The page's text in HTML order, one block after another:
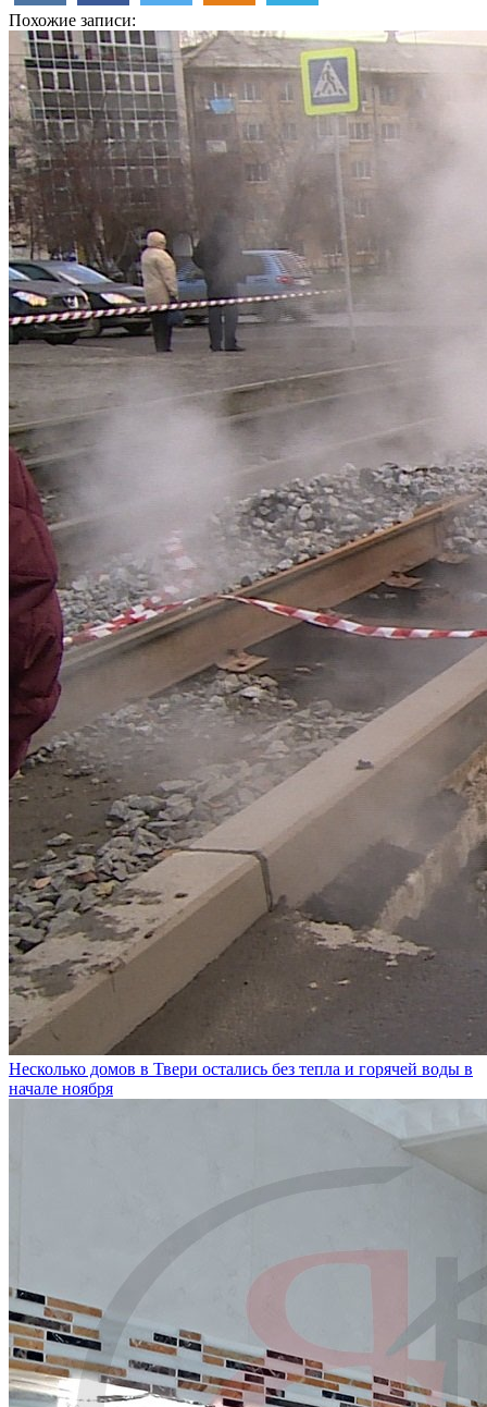
Похожие записи:
Несколько домов в Твери остались без тепла и горячей воды в
начале ноября